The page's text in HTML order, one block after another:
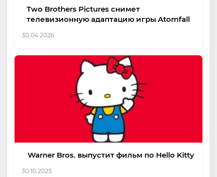
Two Brothers Pictures снимет
телевизионную адаптацию игры Atomfall
30.04.2026
Warner Bros. выпустит фильм по Hello Kitty
30.10.2025